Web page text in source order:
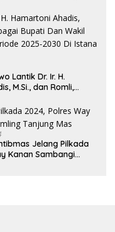
Lantik Dr. Ir. H.
M.Si., dan Romli,
Utara Terpilih Periode
Negara
Jelang Pilkada
Kanan Sambangi